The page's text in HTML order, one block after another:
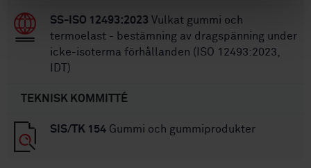
SS-ISO 12493:2023 Vulkat gummi och
termoelast - bestämning av dragspänning under
icke-isoterma förhållanden (ISO 12493:2023,
IDT)
TEKNISK KOMMITTÉ
SIS/TK 154 Gummi och gummiprodukter